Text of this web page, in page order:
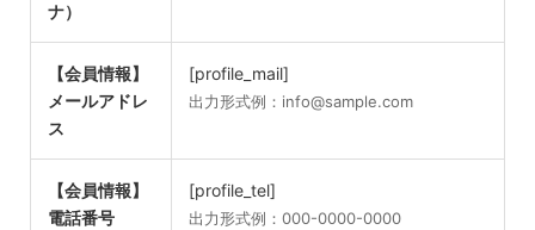
ナ）
【会員情報】
メールアドレ
ス
[profile_mail]
出力形式例：info@sample.com
【会員情報】
電話番号
[profile_tel]
出力形式例：000-0000-0000